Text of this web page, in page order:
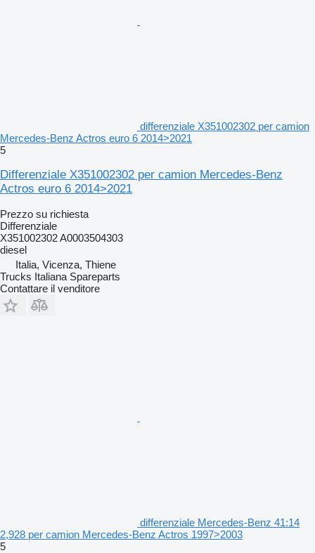
differenziale X351002302 per camion
Mercedes-Benz Actros euro 6 2014>2021
5
Differenziale X351002302 per camion Mercedes-Benz
Actros euro 6 2014>2021
Prezzo su richiesta
Differenziale
X351002302 A0003504303
diesel
Italia, Vicenza, Thiene
Trucks Italiana Spareparts
Contattare il venditore
differenziale Mercedes-Benz 41:14
2,928 per camion Mercedes-Benz Actros 1997>2003
5